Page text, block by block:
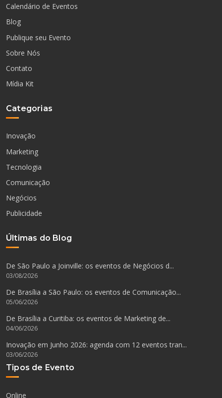
Calendário de Eventos
Blog
Publique seu Evento
Sobre Nós
Contato
Mídia Kit
Categorias
Inovação
Marketing
Tecnologia
Comunicação
Negócios
Publicidade
Últimas do Blog
De São Paulo a Joinville: os eventos de Negócios d...
03/08/2026
De Brasília a São Paulo: os eventos de Comunicação...
05/06/2026
De Brasília a Curitiba: os eventos de Marketing de...
04/06/2026
Inovação em Junho 2026: agenda com 12 eventos tran...
03/06/2026
Tipos de Evento
Online